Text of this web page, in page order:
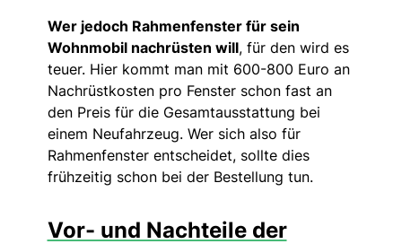
Wer jedoch Rahmenfenster für sein
Wohnmobil nachrüsten will, für den wird es
teuer. Hier kommt man mit 600-800 Euro an
Nachrüstkosten pro Fenster schon fast an
den Preis für die Gesamtausstattung bei
einem Neufahrzeug. Wer sich also für
Rahmenfenster entscheidet, sollte dies
frühzeitig schon bei der Bestellung tun.
Vor- und Nachteile der